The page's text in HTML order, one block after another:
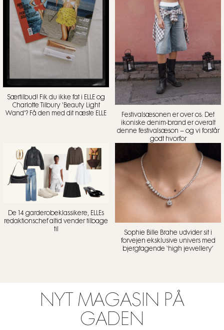
Særtilbud! Fik du ikke fat i ELLE og
Charlotte Tilbury ‘Beauty Light
Wand’? Få den med dit næste ELLE
Festivalsæsonen er over os: Det
ikoniske denim-brand er overalt
denne festivalsæson – og vi forstår
godt hvorfor
De 14 garderobeklassikere, ELLEs
redaktionschef altid vender tilbage
til
Sophie Bille Brahe udvider sit i
forvejen eksklusive univers med
bjergtagende ‘high jewellery’
NYT MAGASIN PÅ
GADEN